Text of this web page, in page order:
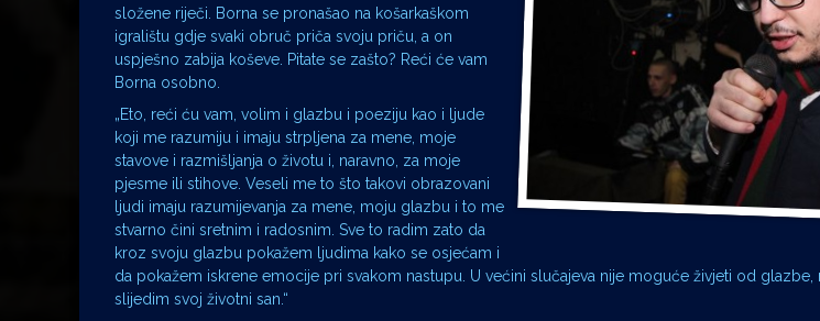
složene riječi. Borna se pronašao na košarkaškom
igralištu gdje svaki obruč priča svoju priču, a on
uspješno zabija koševe. Pitate se zašto? Reći će vam
Borna osobno.
„Eto, reći ću vam, volim i glazbu i poeziju kao i ljude
koji me razumiju i imaju strpljena za mene, moje
stavove i razmišljanja o životu i, naravno, za moje
pjesme ili stihove. Veseli me to što takovi obrazovani
ljudi imaju razumijevanja za mene, moju glazbu i to me
stvarno čini sretnim i radosnim. Sve to radim zato da
kroz svoju glazbu pokažem ljudima kako se osjećam i
da pokažem iskrene emocije pri svakom nastupu. U većini slučajeva nije moguće živjeti od
slijedim svoj životni san.“